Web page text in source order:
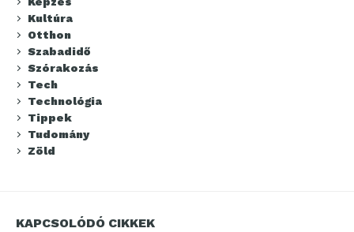
Kultúra
Otthon
Szabadidő
Szórakozás
Tech
Technológia
Tippek
Tudomány
Zöld
KAPCSOLÓDÓ CIKKEK